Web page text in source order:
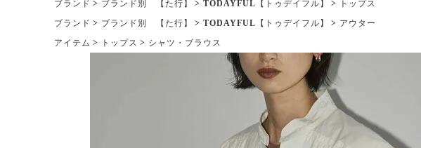
ブランド
ブランド別 【た行】 TODAYFUL【トゥデイフル】
トップス
ブランド
ブランド別 【た行】 TODAYFUL【トゥデイフル】
アウター
アイテム
トップス シャツ・ブラウス